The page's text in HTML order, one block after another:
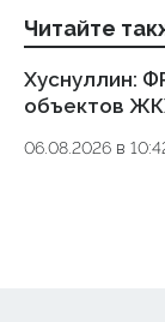
Читайте
Хуснуллин:
объектов
06.08.2026 в